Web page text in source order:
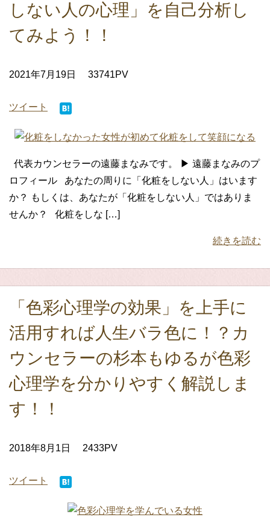
しない人の心理」を自己分析し
てみよう！！
2021年7月19日 33741PV
ツイート
代表カウンセラーの遠藤まなみです。 ▶ 遠藤まなみのプ
ロフィール あなたの周りに「化粧をしない人」はいます
か？ もしくは、あなたが「化粧をしない人」ではありま
せんか？ 化粧をしな […]
続きを読む
「色彩心理学の効果」を上手に
活用すれば人生バラ色に！？カ
ウンセラーの杉本もゆるが色彩
心理学を分かりやすく解説しま
す！！
2018年8月1日 2433PV
ツイート